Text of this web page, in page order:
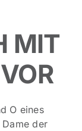
MIT
O eines
der